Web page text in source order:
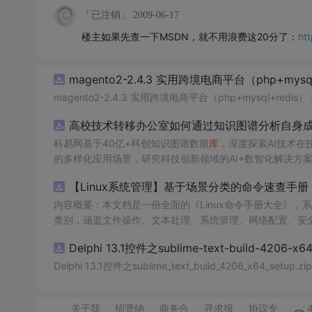
「已注销」 2009-06-17
楼主如果先查一下MSDN，就不用浪费这20分了：
magento2-2.4.3 实用跨境电商平台（
magento2-2.4.3 实用跨境电商平台（
高校技术转移办公室如何通过知识图谱分析自身
科易网基于40亿+科创知识图谱数据库，深度探索AI技术在
的多样化应用场景，研究科技创新领域的AI+数智化解决方
【Linux系统管理】基于场景分类的命令速查手
内容概要：本文档是一份全面的《Linux命令手册大全》，
类别，涵盖文件操作、文本处理、系统管理、网络配置、
故障排查流程和高危命令警示，帮助用户高效、安全地使用Linux系统。; 适合人群：具备基本Linux使用经验的
支持人员，尤其适合工作1-3年需提升实操能力的技术人员；也适合作为资深用
Delphi 13.1控件之sublime-text-build-4206-
Delphi 13.1控件之sublime_text_build_4206_x64_setup.zip
关于我 招贤纳 商务合 寻求报 协议专